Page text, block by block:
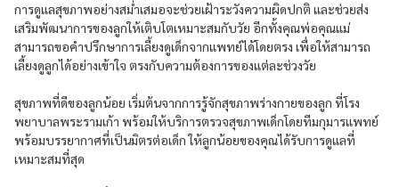
การดูแลสุขภาพอย่างสม่ำเสมอจะช่วยเฝ้าระวังความผิดปกติ และช่วยส่ง
เสริมพัฒนาการของลูกให้เติบโตเหมาะสมกับวัย อีกทั้งคุณพ่อคุณแม่
สามารถขอคำปรึกษาการเลี้ยงดูเด็กจากแพทย์ได้โดยตรง เพื่อให้สามารถ
เลี้ยงดูลูกได้อย่างเข้าใจ ตรงกับความต้องการของแต่ละช่วงวัย
สุขภาพที่ดีของลูกน้อย เริ่มต้นจากการรู้จักสุขภาพร่างกายของลูก ที่โรง
พยาบาลพระรามเก้า พร้อมให้บริการตรวจสุขภาพเด็กโดยทีมกุมารแพทย์
พร้อมบรรยากาศที่เป็นมิตรต่อเด็ก ให้ลูกน้อยของคุณได้รับการดูแลที่
เหมาะสมที่สุด